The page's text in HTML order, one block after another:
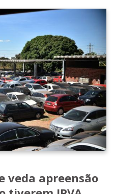
veda apreensão